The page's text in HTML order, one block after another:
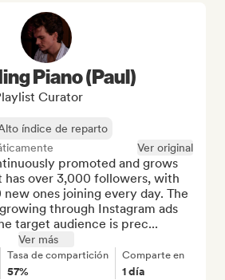
Piano (Paul)
Curator
índice de reparto
Ver original
promoted and grows
has over 3,000 followers, with
ones joining every day. The
through Instagram ads
target audience is prec...
Ver más
Tasa de compartición
57%
Comparte en
1 día